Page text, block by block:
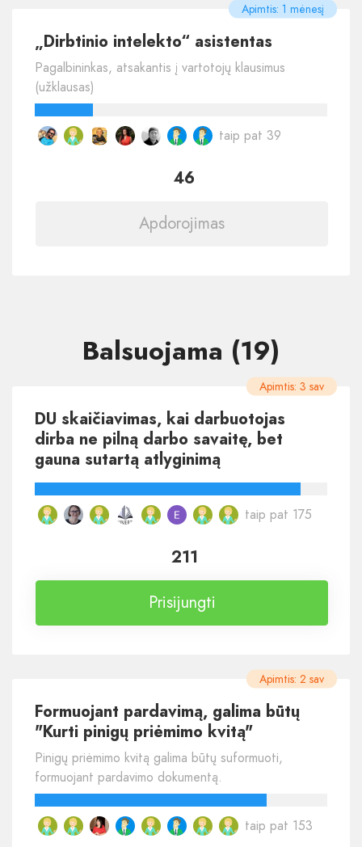
Apimtis: 1 mėnesį
46
Apdorojimas
„Dirbtinio intelekto“ asistentas
Pagalbininkas, atsakantis į vartotojų klausimus
(užklausas)
taip pat 39
Balsuojama (19)
Apimtis: 3 sav
211
Prisijungti
DU skaičiavimas, kai darbuotojas
dirba ne pilną darbo savaitę, bet
gauna sutartą atlyginimą
taip pat 175
Apimtis: 2 sav
Formuojant pardavimą, galima būtų
"Kurti pinigų priėmimo kvitą"
Pinigų priėmimo kvitą galima būtų suformuoti,
formuojant pardavimo dokumentą.
taip pat 153